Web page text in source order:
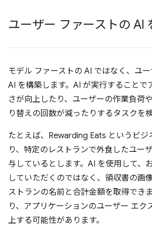
ユーザー ファーストの AI
モデル ファーストの AI ではなく、ユ
AI を構築します。AI が実行することで
さが向上したり、ユーザーの作業負荷
り替えの回数が減ったりするタスクを検
たとえば、Rewarding Eats というビジ
り、特定のレストランで外食したユー
与しているとします。AI を使用して、
していただくのではなく、領収書の画
ストランの名前と合計金額を取得でき
り、アプリケーションのユーザー エク
上する可能性があります。